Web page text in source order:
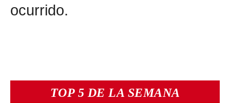
TOP 5 DE LA SEMANA
ocurrido.